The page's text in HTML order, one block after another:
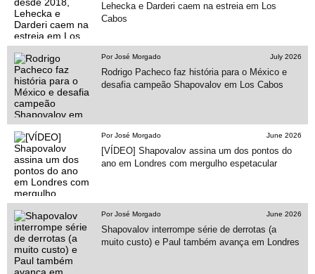
Lehecka e Darderi caem na estreia em Los
Cabos
Por José Morgado July 2026
Rodrigo Pacheco faz história para o México e
desafia campeão Shapovalov em Los Cabos
Por José Morgado June 2026
[VÍDEO] Shapovalov assina um dos pontos do
ano em Londres com mergulho espetacular
Por José Morgado June 2026
Shapovalov interrompe série de derrotas (a
muito custo) e Paul também avança em Londres